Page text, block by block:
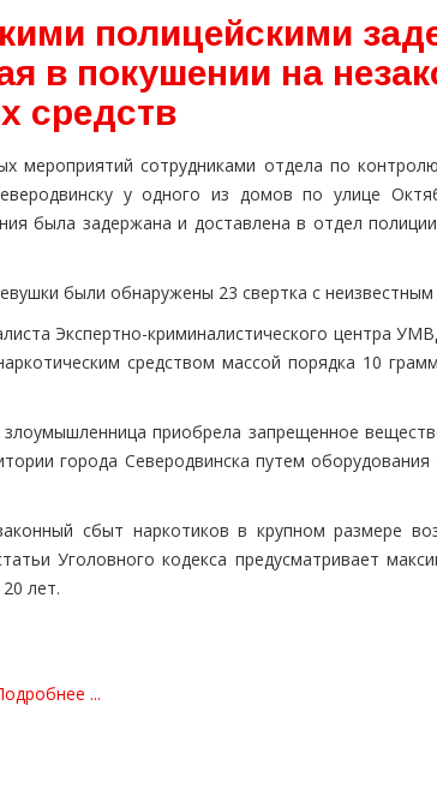
полицейскими
в покушении на
средств
мероприятий сотрудниками отдела по
у одного из домов по улице
была задержана и доставлена в отдел
были обнаружены 23 свертка с
Экспертно-криминалистического центра
средством массой порядка 10
приобрела запрещенное
города Северодвинска путем
сбыт наркотиков в крупном размере
Уголовного кодекса предусматривает
лет.
...